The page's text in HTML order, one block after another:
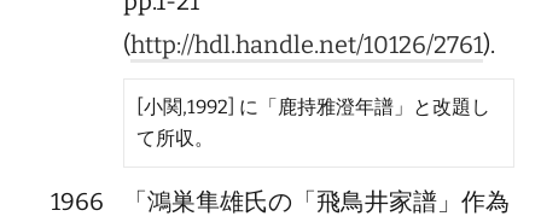
(http://hdl.handle.net/10126/2761).
[小関,1992] に「鹿持雅澄年譜」と改題し
て所収。
1966
「鴻巣隼雄氏の「飛鳥井家譜」作為